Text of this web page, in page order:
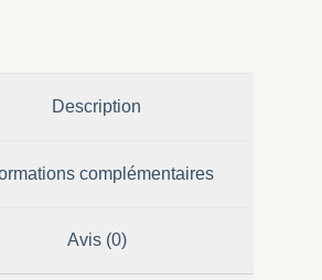
Description
complémentaires
Avis (0)